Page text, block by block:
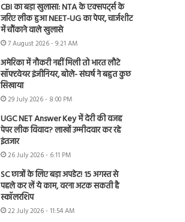
CBI का बड़ा खुलासा: NTA के एक्सपर्ट्स के
जरिए लीक हुआ NEET-UG का पेपर, चार्जशीट
में चौंकाने वाले खुलासे
7 August 2026 - 9:21 AM
अमेरिका में नौकरी नहीं मिली तो भारत लौटे
सॉफ्टवेयर इंजीनियर, बोले- संघर्ष ने बहुत कुछ
सिखाया
29 July 2026 - 8:00 PM
UGC NET Answer Key में देरी की वजह
पेपर लीक विवाद? लाखों उम्मीदवार कर रहे
इंतजार
26 July 2026 - 6:11 PM
SC छात्रों के लिए बड़ा अपडेट! 15 अगस्त से
पहले कर लें ये काम, वरना अटक सकती है
स्कॉलरशिप
22 July 2026 - 11:54 AM